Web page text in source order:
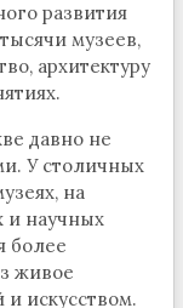
развития
музеев,
архитектуру
давно не
У столичных
на
и научных
более
живое
и искусством.